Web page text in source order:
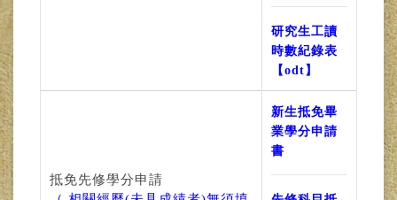
研究生工讀
時數紀錄表
【odt】
抵免先修學分申請
新生抵免畢
業學分申請
書